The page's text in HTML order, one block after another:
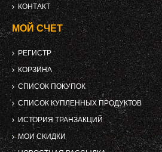
КОНТАКТ
МОЙ СЧЕТ
РЕГИСТР
КОРЗИНА
СПИСОК ПОКУПОК
СПИСОК КУПЛЕННЫХ ПРОДУКТОВ
ИСТОРИЯ ТРАНЗАКЦИЙ
МОИ СКИДКИ